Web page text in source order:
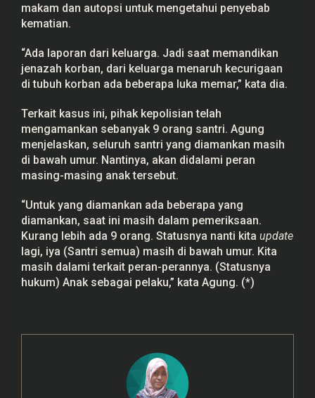
makam dan autopsi untuk mengetahui penyebab
kematian.
“Ada laporan dari keluarga. Jadi saat memandikan
jenazah korban, dari keluarga menaruh kecurigaan
di tubuh korban ada beberapa luka memar,” kata dia.
Terkait kasus ini, pihak kepolisian telah
mengamankan sebanyak 9 orang santri. Agung
menjelaskan, seluruh santri yang diamankan masih
di bawah umur. Nantinya, akan didalami peran
masing-masing anak tersebut.
“Untuk yang diamankan ada beberapa yang
diamankan, saat ini masih dalam pemeriksaan.
Kurang lebih ada 9 orang. Statusnya nanti kita update
lagi, iya (Santri semua) masih di bawah umur. Kita
masih dalami terkait peran-perannya. (Statusnya
hukum) Anak sebagai pelaku,” kata Agung. (*)